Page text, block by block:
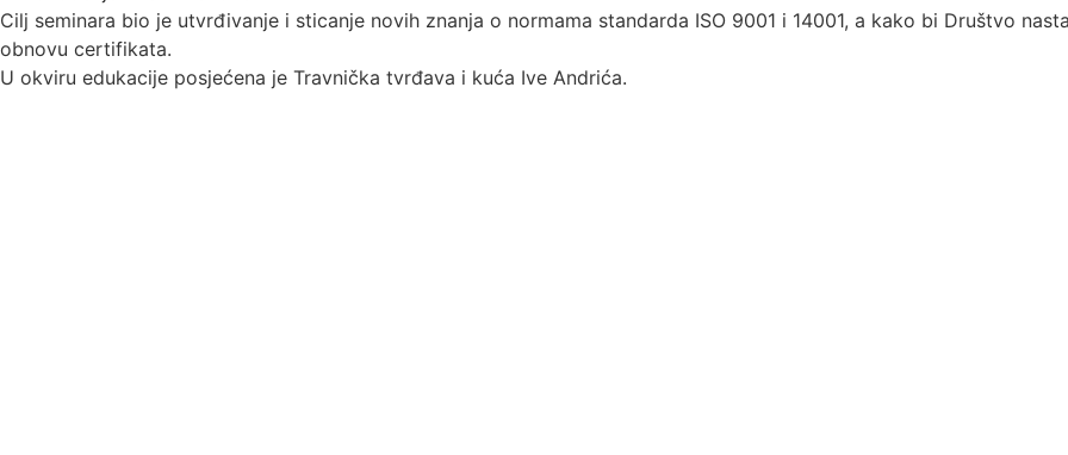
Cilj seminara bio je utvrđivanje i sticanje novih znanja o normama standarda ISO 9001 i 14001, a kako bi Društvo
obnovu certifikata.
U okviru edukacije posjećena je Travnička tvrđava i kuća Ive Andrića.